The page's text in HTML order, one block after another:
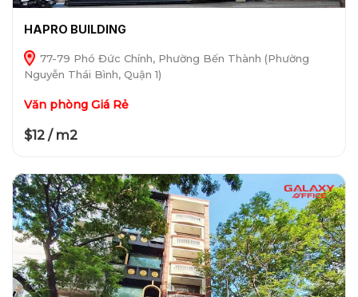
HAPRO BUILDING
77-79 Phó Đức Chính, Phường Bến Thành (Phường
Nguyễn Thái Bình, Quận 1)
Văn phòng Giá Rẻ
$12 / m2